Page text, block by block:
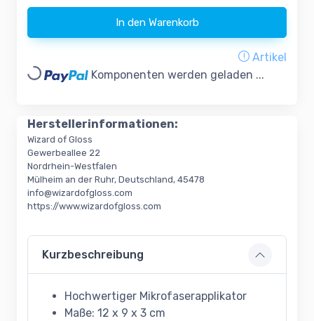
In den Warenkorb
Artikel
Loading... Komponenten werden geladen ...
Herstellerinformationen:
Wizard of Gloss
Gewerbeallee 22
Nordrhein-Westfalen
Mülheim an der Ruhr, Deutschland, 45478
info@wizardofgloss.com
https://www.wizardofgloss.com
Kurzbeschreibung
Hochwertiger Mikrofaserapplikator
Maße: 12 x 9 x 3 cm